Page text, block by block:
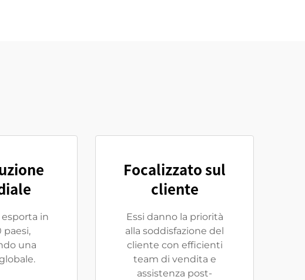
esporta in
paesi,
una
Focalizzato sul
cliente
Essi danno la priorità
alla soddisfazione del
cliente con efficienti
team di vendita e
assistenza post-